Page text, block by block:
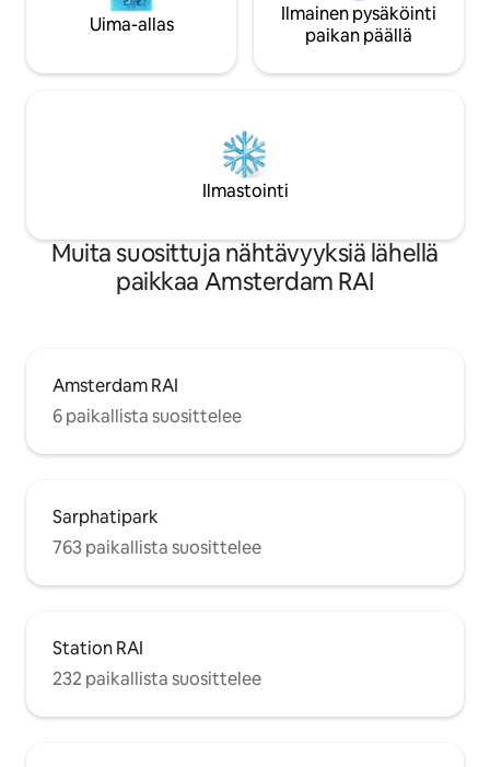
Uima-allas
Ilmainen pysäköinti
paikan päällä
Ilmastointi
Muita suosittuja nähtävyyksiä lähellä
paikkaa Amsterdam RAI
Amsterdam RAI
6 paikallista suosittelee
Sarphatipark
763 paikallista suosittelee
Station RAI
232 paikallista suosittelee